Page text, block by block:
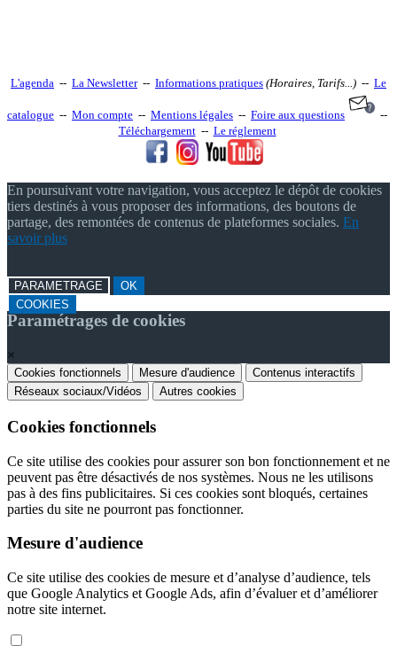
L'agenda -- La Newsletter-- Informations pratiques (Horaires, Tarifs...) -- Le
catalogue -- Mon compte -- Mentions légales -- Foire aux questions
--
Téléchargement-- Le réglement
En poursuivant votre navigation, vous acceptez le dépôt de cookies
tiers destinés à vous proposer des informations, des boutons de
partage, des remontées de contenus de plateformes sociales. En
savoir plus
PARAMETRAGE
OK
COOKIES
Paramétrages de cookies
×
Cookies fonctionnels Mesure d'audience
Contenus interactifs
Réseaux sociaux/Vidéos
Autres cookies
Cookies fonctionnels
Ce site utilise des cookies pour assurer son bon fonctionnement et ne
peuvent pas être désactivés de nos systèmes. Nous ne les utilisons
pas à des fins publicitaires. Si ces cookies sont bloqués, certaines
parties du site ne pourront pas fonctionner.
Mesure d'audience
Ce site utilise des cookies de mesure et d’analyse d’audience, tels
que Google Analytics et Google Ads, afin d’évaluer et d’améliorer
notre site internet.